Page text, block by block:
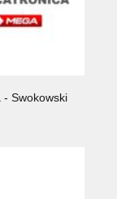
- Swokowski